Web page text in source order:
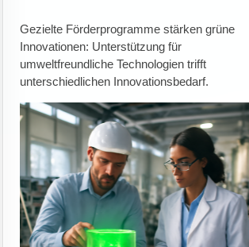
Ausbildungsstellen rückläufig:
Übernahmequote sinkt auf 75 Prozent trotz
hoher Zahl unbesetzter Plätze in Deutschland